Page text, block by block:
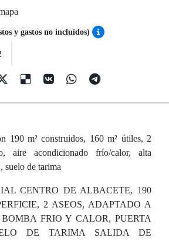
y gastos no incluídos)
190 m² construidos, 160 m² útiles, 2
aire acondicionado frío/calor, alta
suelo de tarima
CENTRO DE ALBACETE, 190
2 ASEOS, ADAPTADO A
FRIO Y CALOR, PUERTA
DE TARIMA SALIDA DE